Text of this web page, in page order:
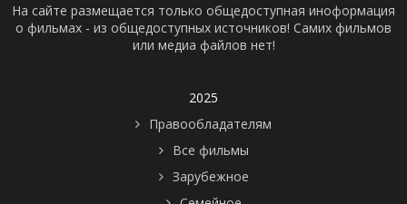
На сайте размещается только общедоступная иноформация
о фильмах - из общедоступных источников! Самих фильмов
или медиа файлов нет!
2025
Правообладателям
Все фильмы
Зарубежное